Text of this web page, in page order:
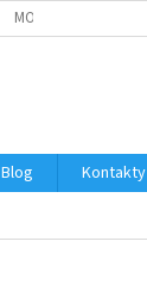
MOŽNOSTI PLATBY
Blog Kontakty